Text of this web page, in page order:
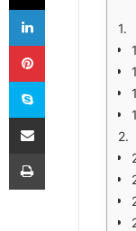
LinkedIn
Pinterest
Skype
E-Posta ile paylaş